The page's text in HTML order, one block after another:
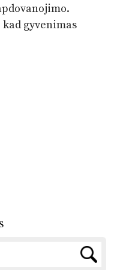
gyvenimas